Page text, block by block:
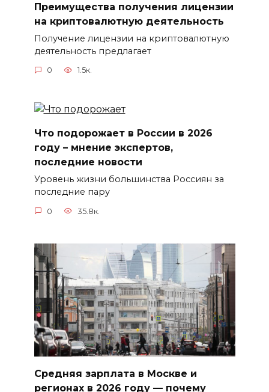
Преимущества получения лицензии
на криптовалютную деятельность
Получение лицензии на криптовалютную
деятельность предлагает
0 1.5к.
Что подорожает в России в 2026
году – мнение экспертов,
последние новости
Уровень жизни большинства Россиян за
последние пару
0 35.8к.
Средняя зарплата в Москве и
регионах в 2026 году — почему